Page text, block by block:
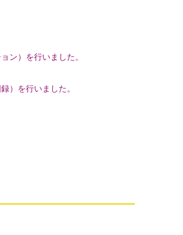
ン）を行いました。
）を行いました。